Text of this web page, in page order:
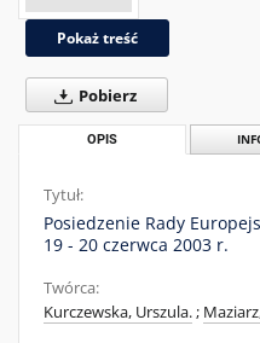
Pokaż treść
Pobierz
OPIS
Tytuł:
Posiedzenie Rady
19 - 20 czerwca 2003 r.
Twórca:
Kurczewska, Urszula.;